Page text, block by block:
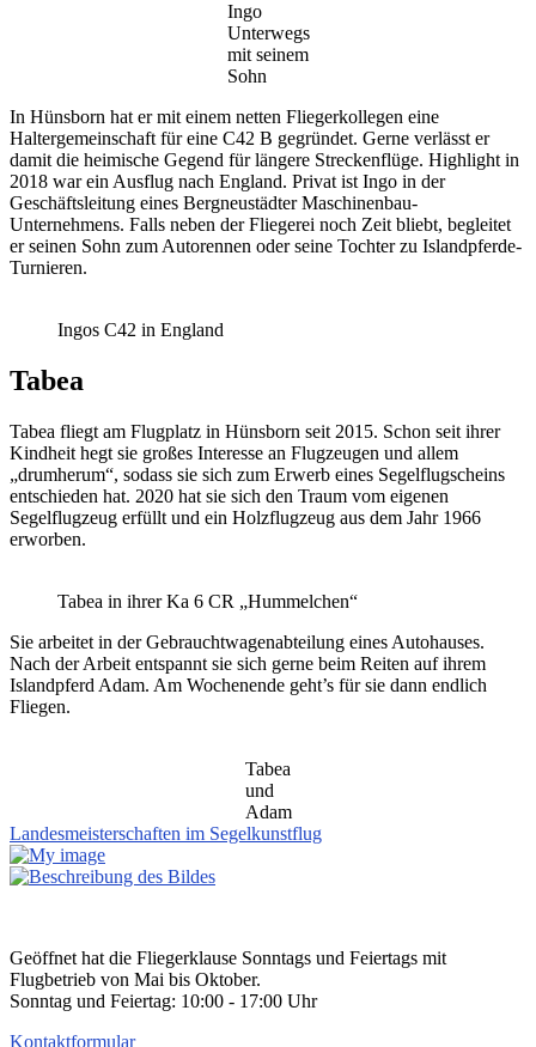
Ingo
Unterwegs
mit seinem
Sohn
In Hünsborn hat er mit einem netten Fliegerkollegen eine
Haltergemeinschaft für eine C42 B gegründet. Gerne verlässt er
damit die heimische Gegend für längere Streckenflüge. Highlight in
2018 war ein Ausflug nach England. Privat ist Ingo in der
Geschäftsleitung eines Bergneustädter Maschinenbau-
Unternehmens. Falls neben der Fliegerei noch Zeit bliebt, begleitet
er seinen Sohn zum Autorennen oder seine Tochter zu Islandpferde-
Turnieren.
Ingos C42 in England
Tabea
Tabea fliegt am Flugplatz in Hünsborn seit 2015. Schon seit ihrer
Kindheit hegt sie großes Interesse an Flugzeugen und allem
„drumherum“, sodass sie sich zum Erwerb eines Segelflugscheins
entschieden hat. 2020 hat sie sich den Traum vom eigenen
Segelflugzeug erfüllt und ein Holzflugzeug aus dem Jahr 1966
erworben.
Tabea in ihrer Ka 6 CR „Hummelchen“
Sie arbeitet in der Gebrauchtwagenabteilung eines Autohauses.
Nach der Arbeit entspannt sie sich gerne beim Reiten auf ihrem
Islandpferd Adam. Am Wochenende geht’s für sie dann endlich
Fliegen.
Tabea
und
Adam
Landesmeisterschaften im Segelkunstflug
Geöffnet hat die Fliegerklause Sonntags und Feiertags mit
Flugbetrieb von Mai bis Oktober.
Sonntag und Feiertag: 10:00 - 17:00 Uhr
Kontaktformular